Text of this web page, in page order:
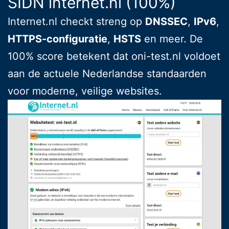
Internet.nl checkt streng op DNSSEC, IPv6,
HTTPS-configuratie, HSTS en meer. De
100% score betekent dat oni-test.nl voldoet
aan de actuele Nederlandse standaarden
voor moderne, veilige websites.